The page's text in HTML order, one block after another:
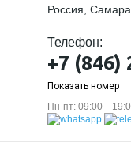
Россия, Самара
Телефон:
+7 (846)
Показать номер
Пн-пт: